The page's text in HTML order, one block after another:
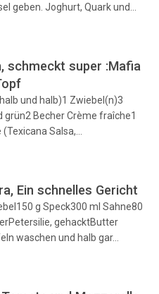
geben. Joghurt, Quark und…
schmeckt super :Mafia
und halb)1 Zwiebel(n)3
grün2 Becher Crème fraîche1
Salsa,…
Ein schnelles Gericht
g Speck300 ml Sahne80
gehacktButter
waschen und halb gar…